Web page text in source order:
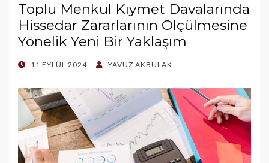
Toplu Menkul Kıymet Davalarında
Hissedar Zararlarının Ölçülmesine
Yönelik Yeni Bir Yaklaşım
POSTED
11 EYLÜL 2024 YAVUZ AKBULAK